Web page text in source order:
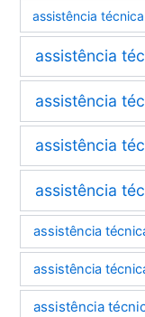
assistência
assistência
assistência
assistência
assistência
assistência
assistência
assistência